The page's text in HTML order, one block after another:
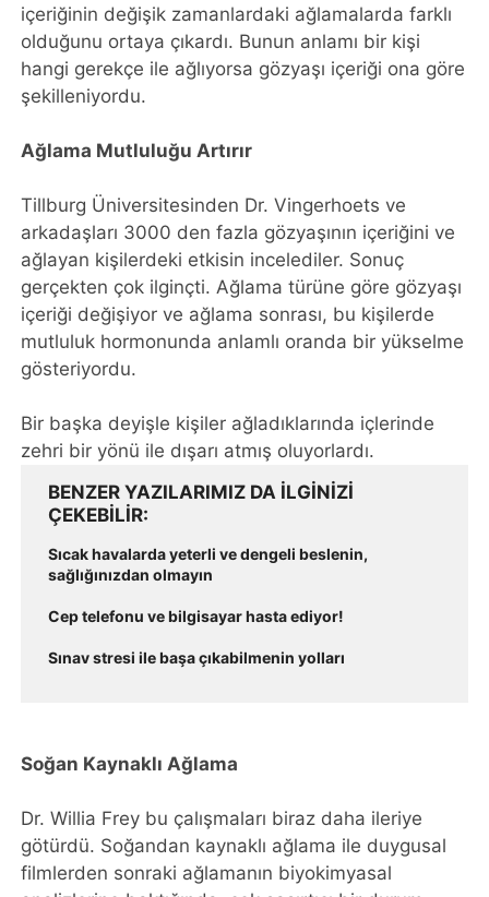
içeriğinin değişik zamanlardaki ağlamalarda farklı
olduğunu ortaya çıkardı. Bunun anlamı bir kişi
hangi gerekçe ile ağlıyorsa gözyaşı içeriği ona göre
şekilleniyordu.
Ağlama Mutluluğu Artırır
Tillburg Üniversitesinden Dr. Vingerhoets ve
arkadaşları 3000 den fazla gözyaşının içeriğini ve
ağlayan kişilerdeki etkisin incelediler. Sonuç
gerçekten çok ilginçti. Ağlama türüne göre gözyaşı
içeriği değişiyor ve ağlama sonrası, bu kişilerde
mutluluk hormonunda anlamlı oranda bir yükselme
gösteriyordu.
Bir başka deyişle kişiler ağladıklarında içlerinde
zehri bir yönü ile dışarı atmış oluyorlardı.
BENZER YAZILARIMIZ DA ILGINIZI
ÇEKEBILIR
Sıcak havalarda yeterli ve dengeli beslenin,
sağlığınızdan olmayın
Cep telefonu ve bilgisayar hasta ediyor!
Sınav stresi ile başa çıkabilmenin yolları
Soğan Kaynaklı Ağlama
Dr. Willia Frey bu çalışmaları biraz daha ileriye
götürdü. Soğandan kaynaklı ağlama ile duygusal
filmlerden sonraki ağlamanın biyokimyasal